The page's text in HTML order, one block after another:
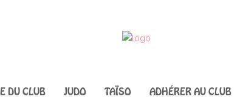
DU CLUB JUDO TAÏSO ADHÉRER AU CLUB